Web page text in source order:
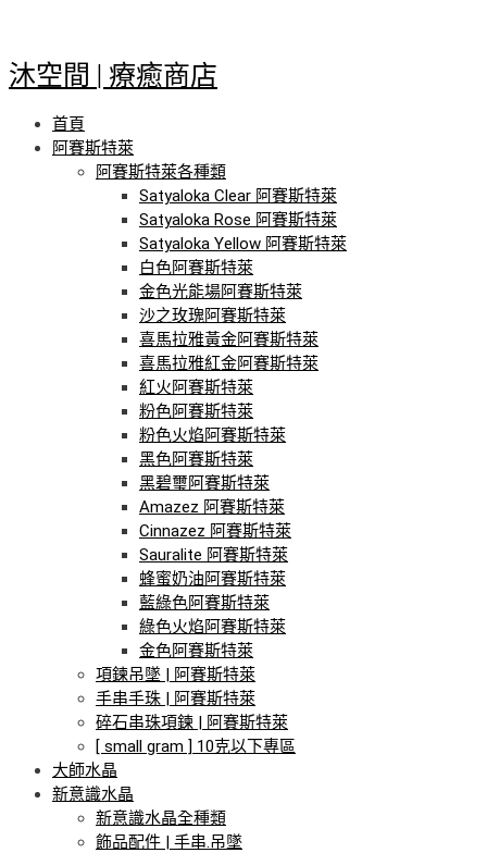
主
要
沐空間 | 療癒商店
首頁
阿賽斯特萊
阿賽斯特萊各種類
Satyaloka Clear 阿賽斯特萊
Satyaloka Rose 阿賽斯特萊
Satyaloka Yellow 阿賽斯特萊
白色阿賽斯特萊
金色光能場阿賽斯特萊
沙之玫瑰阿賽斯特萊
喜馬拉雅黃金阿賽斯特萊
喜馬拉雅紅金阿賽斯特萊
紅火阿賽斯特萊
粉色阿賽斯特萊
粉色火焰阿賽斯特萊
黑色阿賽斯特萊
黑碧璽阿賽斯特萊
Amazez 阿賽斯特萊
Cinnazez 阿賽斯特萊
Sauralite 阿賽斯特萊
蜂蜜奶油阿賽斯特萊
藍綠色阿賽斯特萊
綠色火焰阿賽斯特萊
金色阿賽斯特萊
項鍊吊墜 | 阿賽斯特萊
手串手珠 | 阿賽斯特萊
碎石串珠項鍊 | 阿賽斯特萊
[ small gram ] 10克以下專區
大師水晶
新意識水晶
新意識水晶全種類
飾品配件 | 手串.吊墜